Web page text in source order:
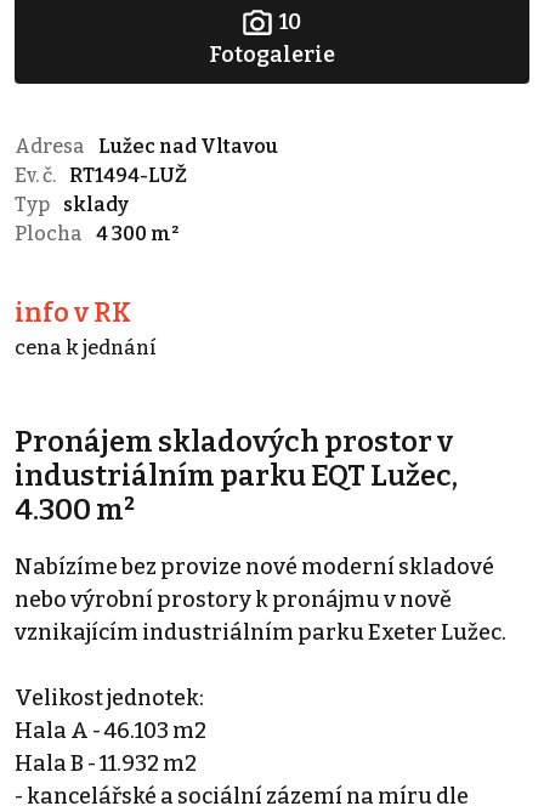
10
Fotogalerie
Adresa
Lužec nad Vltavou
Ev. č.
RT1494-LUŽ
Typ
sklady
Plocha
4 300 m²
info v RK
cena k jednání
Pronájem skladových prostor v
industriálním parku EQT Lužec,
4.300 m²
Nabízíme bez provize nové moderní skladové
nebo výrobní prostory k pronájmu v nově
vznikajícím industriálním parku Exeter Lužec.
Velikost jednotek:
Hala A - 46.103 m2
Hala B - 11.932 m2
- kancelářské a sociální zázemí na míru dle